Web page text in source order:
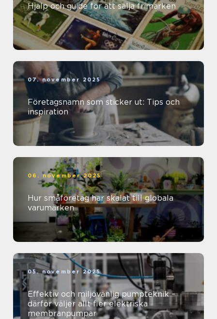
Hjälp och guide för att sälja frimärken
07. november 2025
Företagsnamn som sticker ut: Tips och
inspiration
06. november 2025
Hur småföretag har skalat till globala
varumärken
05. november 2025
Effektiv och miljövänlig pumpteknik –
därför väljer allt fler elektriska
membranpumpar